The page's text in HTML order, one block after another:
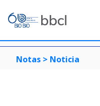
Notas > Noticia